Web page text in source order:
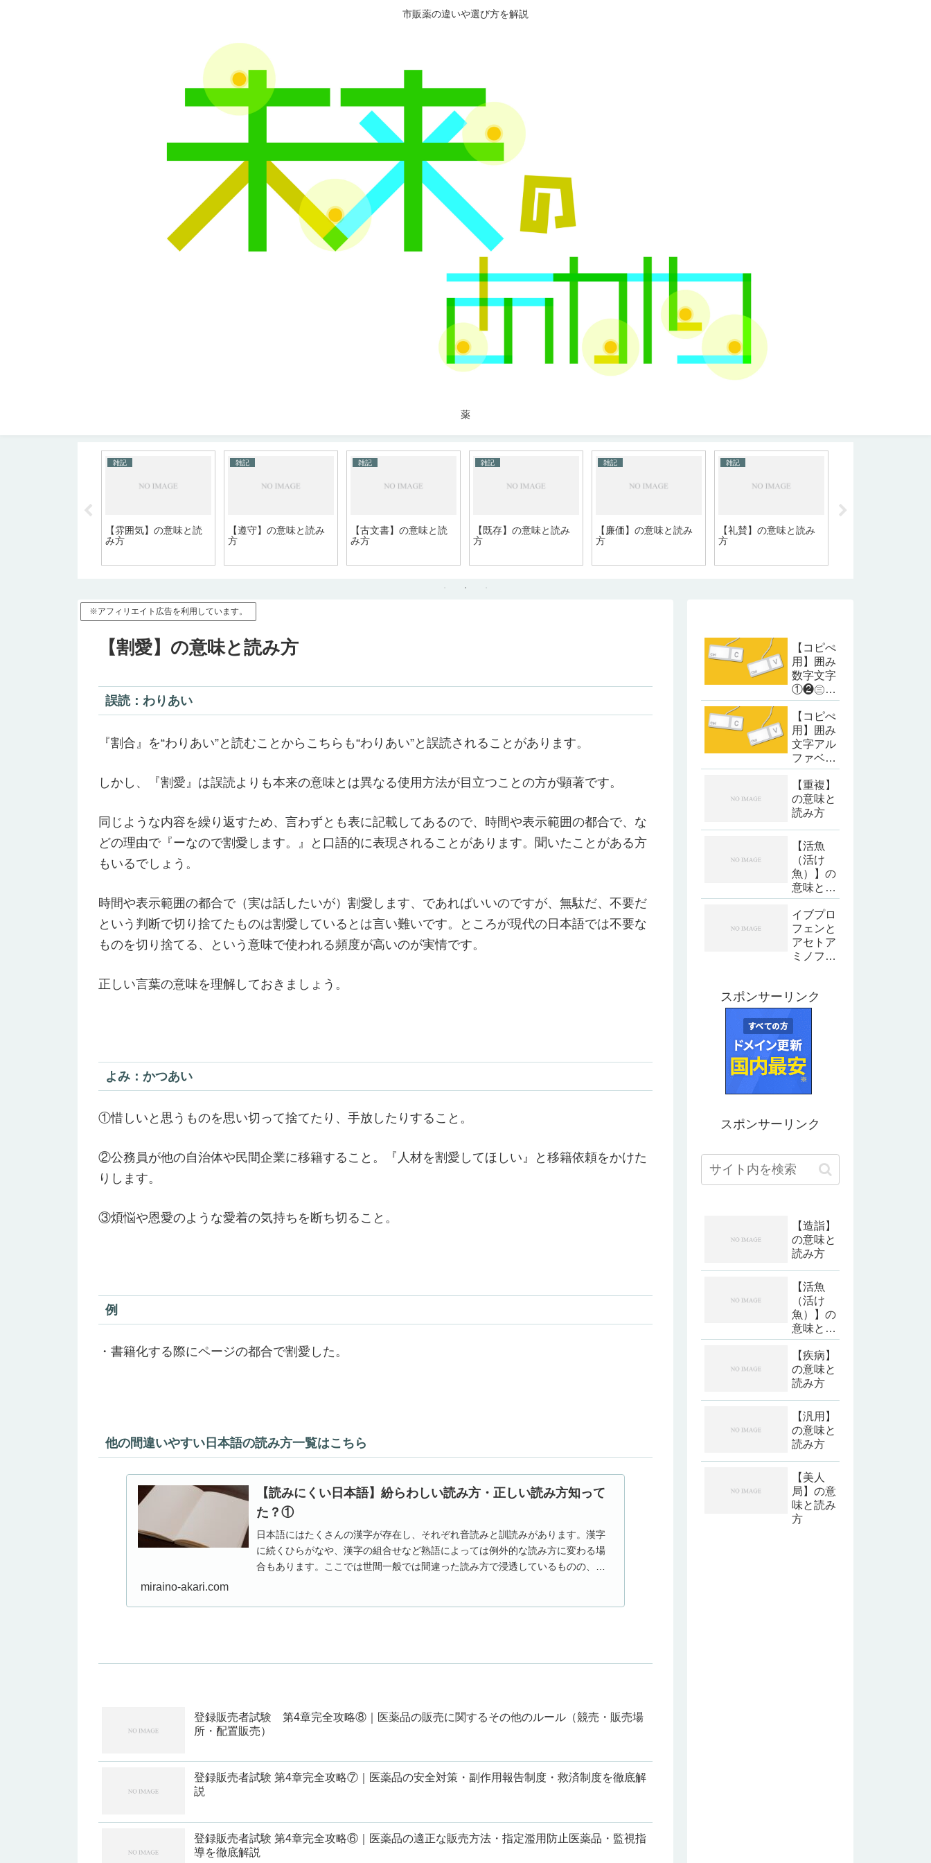
市販薬の違いや選び方を解説
薬
雑記
【雰囲気】の意味と読
み方
雑記
【遵守】の意味と読み
方
雑記
【古文書】の意味と読
み方
雑記
【既存】の意味と読み
方
雑記
【廉価】の意味と読み
方
雑記
【礼賛】の意味と読み
方
※アフィリエイト広告を利用しています。
【割愛】の意味と読み方
誤読：わりあい
『割合』を“わりあい”と読むことからこちらも“わりあい”と誤読されることがあります。
しかし、『割愛』は誤読よりも本来の意味とは異なる使用方法が目立つことの方が顕著です。
同じような内容を繰り返すため、言わずとも表に記載してあるので、時間や表示範囲の都合で、な
どの理由で『ーなので割愛します。』と口語的に表現されることがあります。聞いたことがある方
もいるでしょう。
時間や表示範囲の都合で（実は話したいが）割愛します、であればいいのですが、無駄だ、不要だ
という判断で切り捨てたものは割愛しているとは言い難いです。ところが現代の日本語では不要な
ものを切り捨てる、という意味で使われる頻度が高いのが実情です。
正しい言葉の意味を理解しておきましょう。
よみ：かつあい
①惜しいと思うものを思い切って捨てたり、手放したりすること。
②公務員が他の自治体や民間企業に移籍すること。『人材を割愛してほしい』と移籍依頼をかけた
りします。
③煩悩や恩愛のような愛着の気持ちを断ち切ること。
例
・書籍化する際にページの都合で割愛した。
他の間違いやすい日本語の読み方一覧はこちら
【読みにくい日本語】紛らわしい読み方・正しい読み方知って
た？①
日本語にはたくさんの漢字が存在し、それぞれ音読みと訓読みがあります。漢字
に続くひらがなや、漢字の組合せなど熟語によっては例外的な読み方に変わる場
合もあります。ここでは世間一般では間違った読み方で浸透しているものの、本
miraino-akari.com
登録販売者試験 第4章完全攻略⑧｜医薬品の販売に関するその他のルール（競売・販売場
所・配置販売）
登録販売者試験 第4章完全攻略⑦｜医薬品の安全対策・副作用報告制度・救済制度を徹底解
説
登録販売者試験 第4章完全攻略⑥｜医薬品の適正な販売方法・指定濫用防止医薬品・監視指
導を徹底解説
【コピぺ
用】囲み
数字文字
①❷㊂㈣
❺
【コピぺ
用】囲み
文字アル
ファベッ
ト・カタ
カナ
【重複】
の意味と
読み方
【活魚
（活け
魚）】の
意味と読
み方
イブプロ
フェンと
アセトア
ミノフェ
分や特徴
を解説
スポンサーリンク
スポンサーリンク
【造詣】
の意味と
読み方
【活魚
（活け
魚）】の
意味と読
み方
【疾病】
の意味と
読み方
【汎用】
の意味と
読み方
【美人
局】の意
味と読み
方